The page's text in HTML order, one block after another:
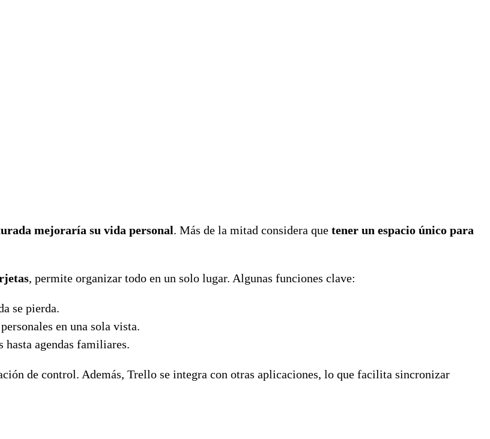
mejoraría su vida personal. Más de la mitad considera que tener un espacio único para
, permite organizar todo en un solo lugar. Algunas funciones clave:
se pierda.
en una sola vista.
agendas familiares.
de control. Además, Trello se integra con otras aplicaciones, lo que facilita sincronizar